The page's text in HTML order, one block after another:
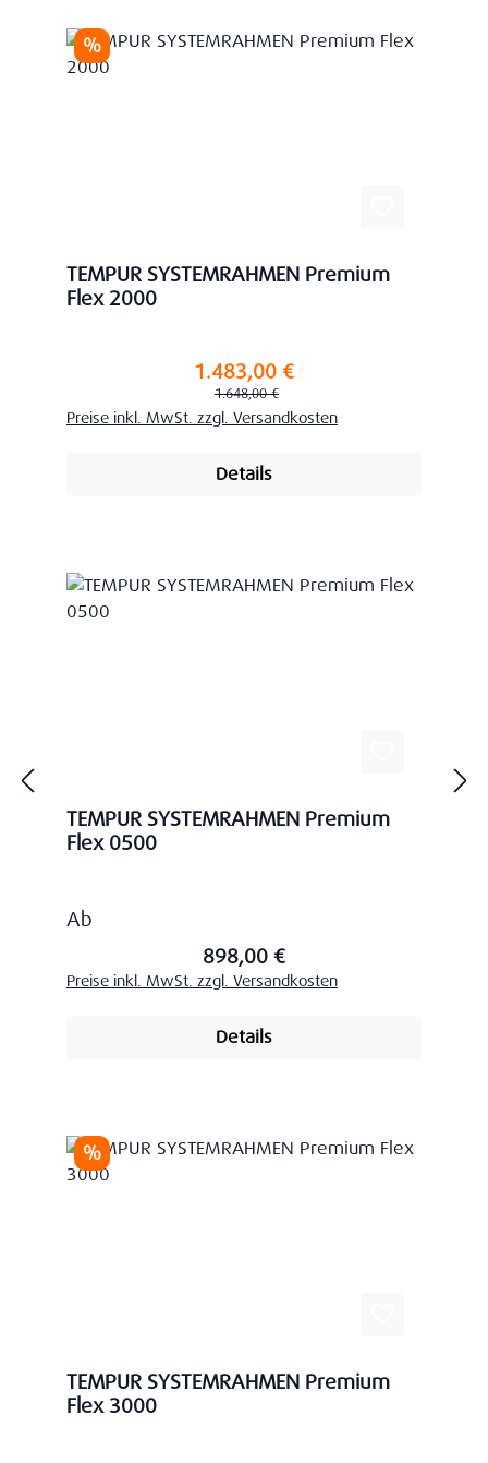
Rabatt
%
TEMPUR SYSTEMRAHMEN Premium
Flex 2000
Verkaufspreis:1.483,00 €
Regulärer Preis:
1.648,00 €
Preise inkl. MwSt. zzgl. Versandkosten
Details
TEMPUR SYSTEMRAHMEN Premium
Flex 0500
Regulärer Preis:
Ab
898,00 €
Preise inkl. MwSt. zzgl. Versandkosten
Details
Rabatt
%
TEMPUR SYSTEMRAHMEN Premium
Flex 3000